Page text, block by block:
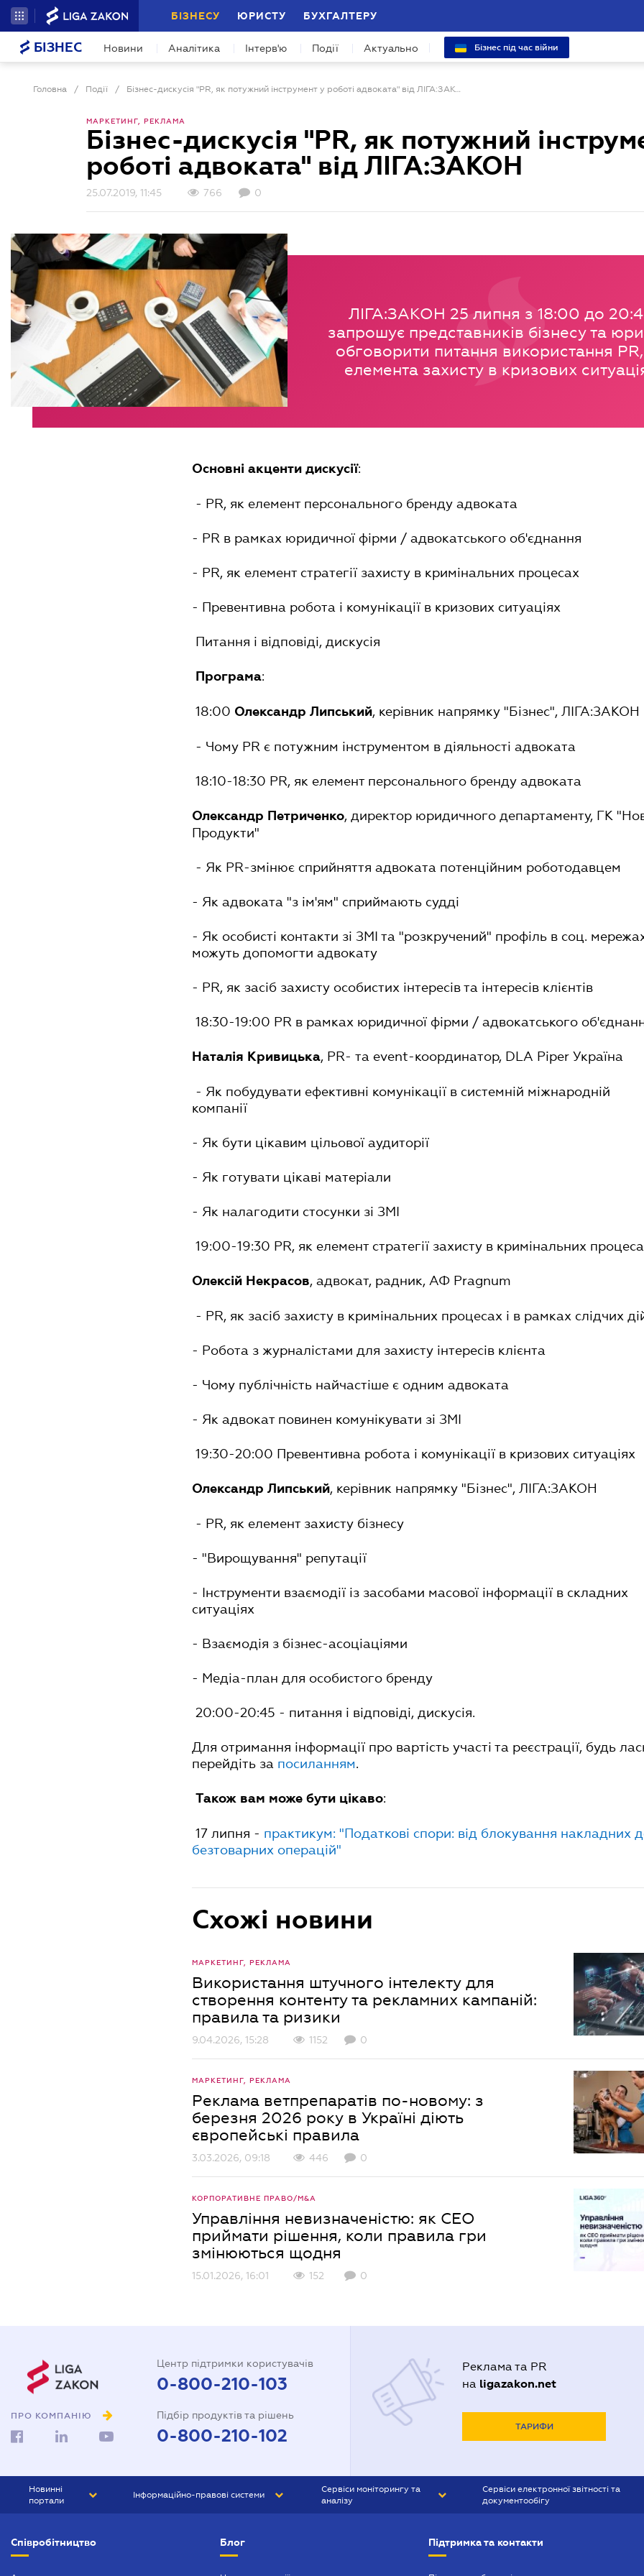
БІЗНЕСУ ЮРИСТУ БУХГАЛТЕРУ
БІЗНЕС Новини Аналітика Інтерв'ю Події Актуально Бізнес під час війни
Головна / Події / Бізнес-дискусія "PR, як потужний інструмент у роботі адвоката" від ЛІГА:ЗАКОН
МАРКЕТИНГ, РЕКЛАМА
Бізнес-дискусія "PR, як потужний
роботі адвоката" від ЛІГА:ЗАКОН
25.07.2019, 11:45 766 0
ЛІГА:ЗАКОН 25 липня з 18:00 до
запрошує представників бізнесу та
обговорити питання використання
елемента захисту в кризових
Основні акценти дискусії:
- PR, як елемент персонального бренду адвоката
- PR в рамках юридичної фірми / адвокатського об'єднання
- PR, як елемент стратегії захисту в кримінальних процесах
- Превентивна робота і комунікації в кризових ситуаціях
Питання і відповіді, дискусія
Програма:
18:00 Олександр Липський, керівник напрямку "Бізнес", ЛІГА:ЗАКОН
- Чому PR є потужним інструментом в діяльності адвоката
18:10-18:30 PR, як елемент персонального бренду адвоката
Олександр Петриченко, директор юридичного департаменту, ГК
Продукти"
- Як PR-змінює сприйняття адвоката потенційним роботодавцем
- Як адвоката "з ім'ям" сприймають судді
- Як особисті контакти зі ЗМІ та "розкручений" профіль в соц.
можуть допомогти адвокату
- PR, як засіб захисту особистих інтересів та інтересів клієнтів
18:30-19:00 PR в рамках юридичної фірми / адвокатського
Наталія Кривицька, PR- та event-координатор, DLA Piper Україна
- Як побудувати ефективні комунікації в системній міжнародній
компанії
- Як бути цікавим цільової аудиторії
- Як готувати цікаві матеріали
- Як налагодити стосунки зі ЗМІ
19:00-19:30 PR, як елемент стратегії захисту в кримінальних
Олексій Некрасов, адвокат, радник, АФ Pragnum
- PR, як засіб захисту в кримінальних процесах і в рамках слідчих
- Робота з журналістами для захисту інтересів клієнта
- Чому публічність найчастіше є одним адвоката
- Як адвокат повинен комунікувати зі ЗМІ
19:30-20:00 Превентивна робота і комунікації в кризових ситуаціях
Олександр Липський, керівник напрямку "Бізнес", ЛІГА:ЗАКОН
- PR, як елемент захисту бізнесу
- "Вирощування" репутації
- Інструменти взаємодії із засобами масової інформації в складних
ситуаціях
- Взаємодія з бізнес-асоціаціями
- Медіа-план для особистого бренду
20:00-20:45 - питання і відповіді, дискусія.
Для отримання інформації про вартість участі та реєстрації, будь
перейдіть за посиланням.
Також вам може бути цікаво:
17 липня - практикум: "Податкові спори: від блокування накладних
безтоварних операцій"
Схожі новини
МАРКЕТИНГ, РЕКЛАМА
Використання штучного інтелекту для
створення контенту та рекламних кампаній:
правила та ризики
9.04.2026, 15:28 1152 0
МАРКЕТИНГ, РЕКЛАМА
Реклама ветпрепаратів по-новому: з
березня 2026 року в Україні діють
європейські правила
3.03.2026, 09:18 446 0
КОРПОРАТИВНЕ ПРАВО/M&A
Управління невизначеністю: як СЕО
приймати рішення, коли правила гри
змінюються щодня
15.01.2026, 16:01 152 0
ПРО КОМПАНІЮ
Центр підтримки користувачів
0-800-210-103
Підбір продуктів та рішень
0-800-210-102
Реклама та PR
на ligazakon.net
ТАРИФИ
Новинні
портали
БІЗНЕС
Інформаційно-правові системи
Сервіси моніторингу та
аналізу
Сервіси електронної звітності та
документообігу
Співробітництво Блог Підтримка та контакти